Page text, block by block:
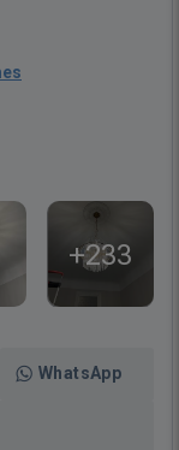
+233
WhatsApp